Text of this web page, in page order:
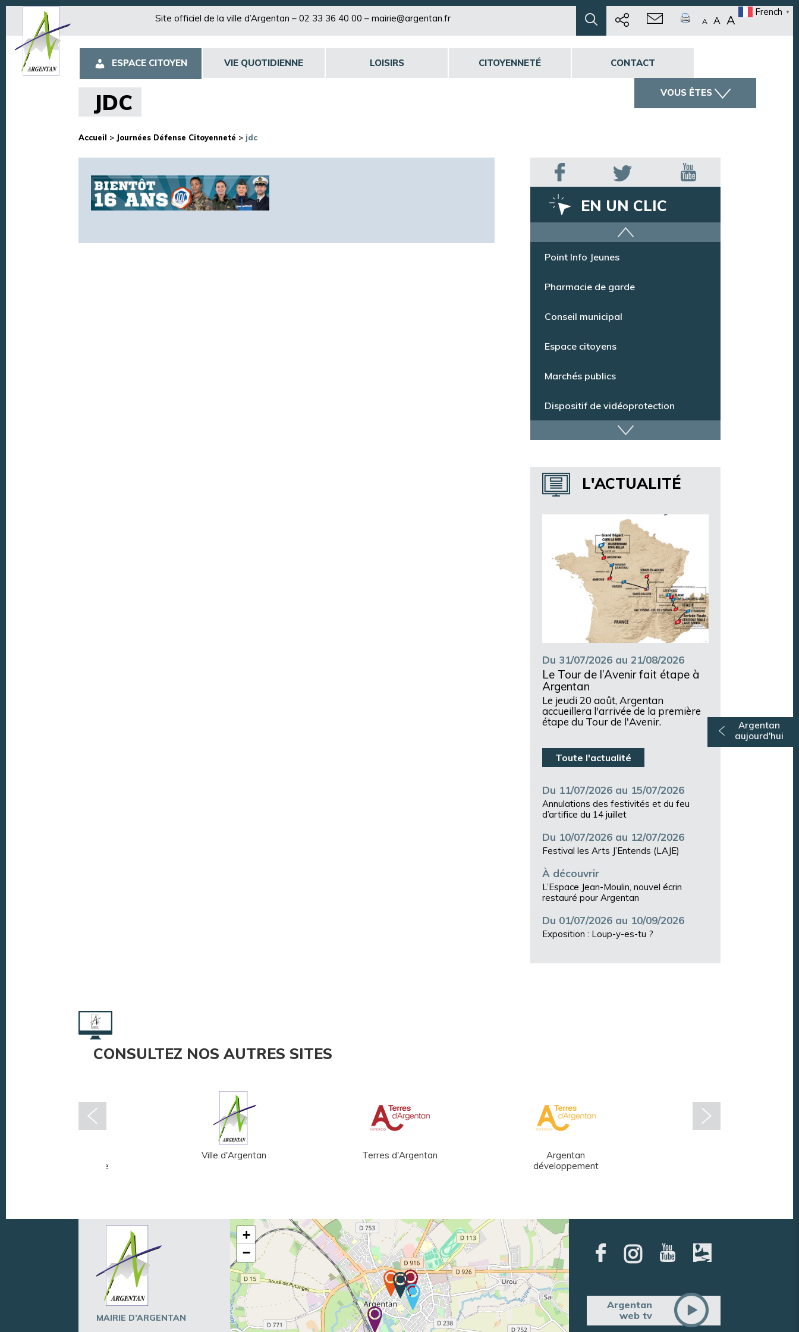
Site officiel de la ville d’Argentan – 02 33 36 40 00 – mairie@argentan.fr A A A
French ▼
ESPACE CITOYEN VIE QUOTIDIENNE LOISIRS CITOYENNETÉ CONTACT
VOUS ÊTES
Argentan
aujourd'hui
JDC
Accueil > Journées Défense Citoyenneté > jdc
EN UN CLIC
Offres d’emploi
Point Info Jeunes
Pharmacie de garde
Conseil municipal
Espace citoyens
Marchés publics
Dispositif de vidéoprotection
Annuaire des associations
Argentan Aujourd’hui
L'ACTUALITÉ
Du 31/07/2026 au 21/08/2026
Le Tour de l’Avenir fait étape à
Argentan
Le jeudi 20 août, Argentan
accueillera l'arrivée de la première
étape du Tour de l'Avenir.
Toute l'actualité
Du 11/07/2026 au 15/07/2026
Annulations des festivités et du feu
d’artifice du 14 juillet
Du 10/07/2026 au 12/07/2026
Festival les Arts J’Entends (LAJE)
À découvrir
L’Espace Jean-Moulin, nouvel écrin
restauré pour Argentan
Du 01/07/2026 au 10/09/2026
Exposition : Loup-y-es-tu ?
CONSULTEZ NOS AUTRES SITES
Léger - André Mare
Ville d'Argentan Terres d'Argentan
Argentan
développement
MAIRIE D’ARGENTAN
+
−
Argentan
web tv